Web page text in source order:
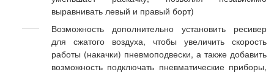
выравнивать левый и правый борт)
Возможность дополнительно установить ресивер
для сжатого воздуха, чтобы увеличить скорость
работы (накачки) пневмоподвески, а также добавить
возможность подключать пневматические приборы,